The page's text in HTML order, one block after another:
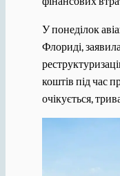
У понеділок
Флориді,
коштів під час
очікується,